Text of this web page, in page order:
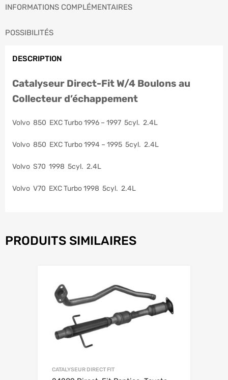
INFORMATIONS COMPLÉMENTAIRES
POSSIBILITÉS
DESCRIPTION
Catalyseur Direct-Fit W/4 Boulons au
Collecteur d’échappement
Volvo 850 EXC Turbo 1996 – 1997 5cyl. 2.4L
Volvo 850 EXC Turbo 1994 – 1995 5cyl. 2.4L
Volvo S70 1998 5cyl. 2.4L
Volvo V70 EXC Turbo 1998 5cyl. 2.4L
PRODUITS SIMILAIRES
CATALYSEUR DIRECT FIT